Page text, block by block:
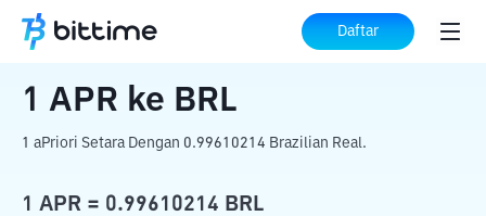
Daftar
Beranda Konverter Kripto ke BRL
1 APR ke BRL
1 aPriori Setara Dengan 0.99610214 Brazilian Real.
1 APR = 0.99610214 BRL